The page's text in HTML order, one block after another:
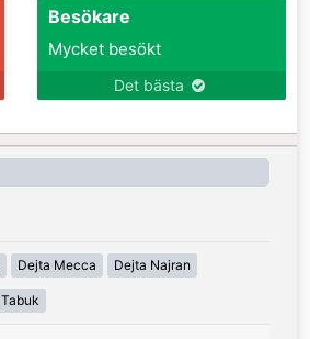
Besökare
Mycket besökt
Det bästa
Dejta Mecca Dejta Najran